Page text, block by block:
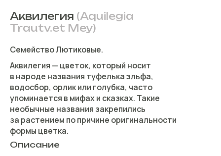
Семейство Лютиковые.
Описание
Аквилегия (Aquilegia
Trautv.et Mey)
Аквилегия — цветок, который носит
в народе названия туфелька эльфа,
водосбор, орлик или голубка, часто
упоминается в мифах и сказках. Такие
необычные названия закрепились
за растением по причине оригинальности
формы цветка.